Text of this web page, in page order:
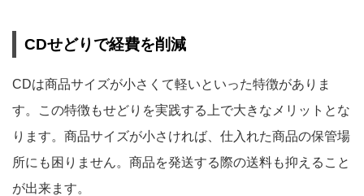
CDせどりで経費を削減
CDは商品サイズが小さくて軽いといった特徴がありま
す。この特徴もせどりを実践する上で大きなメリットとな
ります。商品サイズが小さければ、仕入れた商品の保管場
所にも困りません。商品を発送する際の送料も抑えること
が出来ます。